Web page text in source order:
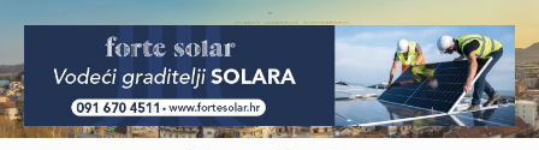
-